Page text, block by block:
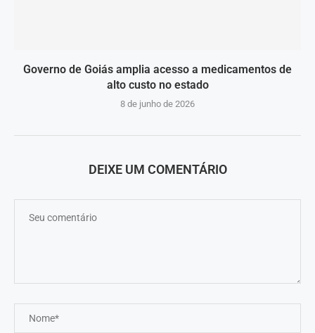
Governo de Goiás amplia acesso a medicamentos de
alto custo no estado
8 de junho de 2026
DEIXE UM COMENTÁRIO